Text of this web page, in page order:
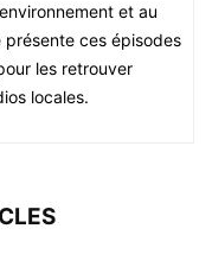
et au
ces épisodes
les retrouver
locales.